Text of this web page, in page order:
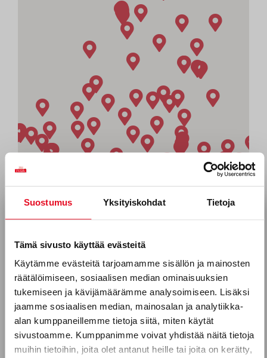
Suostumus Yksityiskohdat Tietoja
Tämä sivusto käyttää evästeitä
Käytämme evästeitä tarjoamamme sisällön ja mainosten
räätälöimiseen, sosiaalisen median ominaisuuksien
tukemiseen ja kävijämäärämme analysoimiseen. Lisäksi
jaamme sosiaalisen median, mainosalan ja analytiikka-
alan kumppaneillemme tietoja siitä, miten käytät
sivustoamme. Kumppanimme voivat yhdistää näitä tietoja
muihin tietoihin, joita olet antanut heille tai joita on kerätty,
Tilaa uutiskirjeemme
Puhelinnumero
Mitkä seuraavista aihealueista